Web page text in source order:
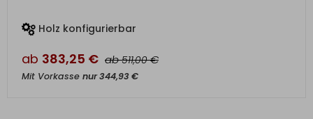
Holz konfigurierbar
ab 383,25 € ab 511,00€
Mit Vorkasse nur344,93€